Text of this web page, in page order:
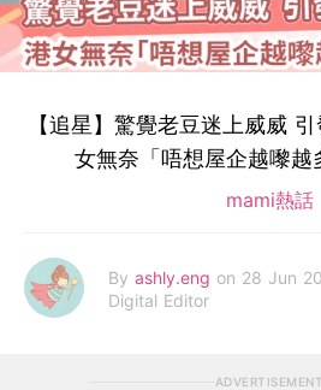
【追星】驚覺老豆迷上威威
女無奈「唔想屋企越嚟越
mami熱話
By ashly.eng on 28 Jun
Digital Editor
ADVERTISEMENT